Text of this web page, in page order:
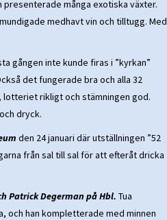
många exotiska växter.
medhavt vin och tilltugg. Med
gången inte kunde firas i ”kyrkan”
det fungerade bra och alla 32
lotteriet rikligt och stämningen god.
dryck.
den 24 januari där utställningen ”52
från sal till sal för att efteråt dricka
Patrick Degerman på Hbl. Tua
och han kompletterade med minnen